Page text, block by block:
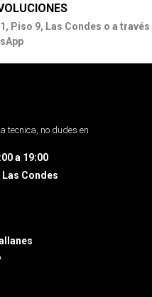
Piso 9, Las Condes o a través
tecnica, no dudes en
a 19:00
Las Condes